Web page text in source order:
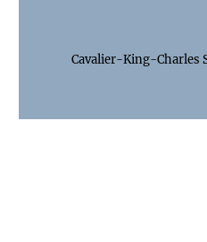
Cavalier-King-Charles